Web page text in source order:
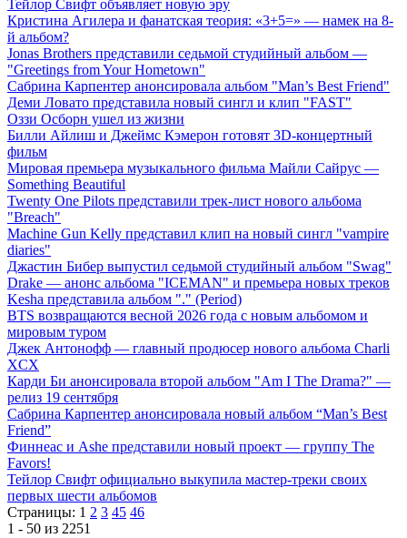
Тейлор Свифт объявляет новую эру
Кристина Агилера и фанатская теория: «3+5=» — намек на 8-
й альбом?
Jonas Brothers представили седьмой студийный альбом —
"Greetings from Your Hometown"
Сабрина Карпентер анонсировала альбом "Man’s Best Friend"
Деми Ловато представила новый сингл и клип "FAST"
Оззи Осборн ушел из жизни
Билли Айлиш и Джеймс Кэмерон готовят 3D-концертный
фильм
Мировая премьера музыкального фильма Майли Сайрус —
Something Beautiful
Twenty One Pilots представили трек-лист нового альбома
"Breach"
Machine Gun Kelly представил клип на новый сингл "vampire
diaries"
Джастин Бибер выпустил седьмой студийный альбом "Swag"
Drake — анонс альбома "ICEMAN" и премьера новых треков
Kesha представила альбом "." (Period)
BTS возвращаются весной 2026 года с новым альбомом и
мировым туром
Джек Антонофф — главный продюсер нового альбома Charli
XCX
Карди Би анонсировала второй альбом "Am I The Drama?" —
релиз 19 сентября
Сабрина Карпентер анонсировала новый альбом “Man’s Best
Friend”
Финнеас и Ashe представили новый проект — группу The
Favors!
Тейлор Свифт официально выкупила мастер-треки своих
первых шести альбомов
Страницы: 1 2 3 45 46
1 - 50 из 2251